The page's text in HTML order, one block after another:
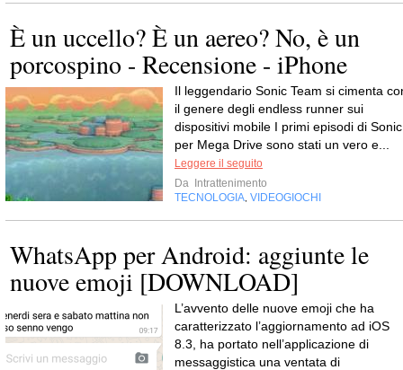
È un uccello? È un aereo? No, è un
porcospino - Recensione - iPhone
Il leggendario Sonic Team si cimenta
il genere degli endless runner sui
dispositivi mobile I primi episodi di Sonic
per Mega Drive sono stati un vero e...
Leggere il seguito
Da
Intrattenimento
TECNOLOGIA VIDEOGIOCHI
WhatsApp per Android: aggiunte le
nuove emoji [DOWNLOAD]
L’avvento delle nuove emoji che ha
caratterizzato l’aggiornamento ad iOS
8.3, ha portato nell’applicazione di
messaggistica una ventata di